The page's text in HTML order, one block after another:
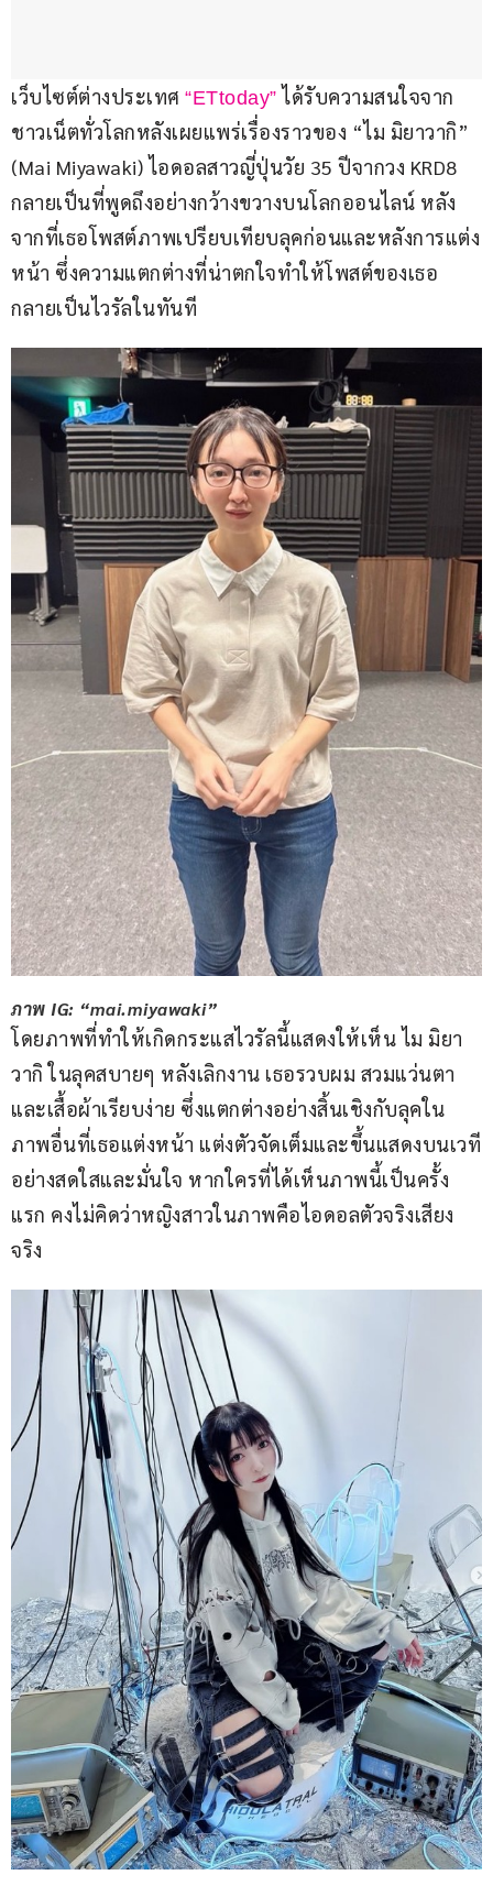
เว็บไซต์ต่างประเทศ “ETtoday” ได้รับความสนใจจาก
ชาวเน็ตทั่วโลกหลังเผยแพร่เรื่องราวของ “ไม มิยาวากิ”
(Mai Miyawaki) ไอดอลสาวญี่ปุ่นวัย 35 ปีจากวง KRD8
กลายเป็นที่พูดถึงอย่างกว้างขวางบนโลกออนไลน์ หลัง
จากที่เธอโพสต์ภาพเปรียบเทียบลุคก่อนและหลังการแต่ง
หน้า ซึ่งความแตกต่างที่น่าตกใจทำให้โพสต์ของเธอ
กลายเป็นไวรัลในทันที
ภาพ IG: “mai.miyawaki”
โดยภาพที่ทำให้เกิดกระแสไวรัลนี้แสดงให้เห็น ไม มิยา
วากิ ในลุคสบายๆ หลังเลิกงาน เธอรวบผม สวมแว่นตา
และเสื้อผ้าเรียบง่าย ซึ่งแตกต่างอย่างสิ้นเชิงกับลุคใน
ภาพอื่นที่เธอแต่งหน้า แต่งตัวจัดเต็มและขึ้นแสดงบนเวที
อย่างสดใสและมั่นใจ หากใครที่ได้เห็นภาพนี้เป็นครั้ง
แรก คงไม่คิดว่าหญิงสาวในภาพคือไอดอลตัวจริงเสียง
จริง